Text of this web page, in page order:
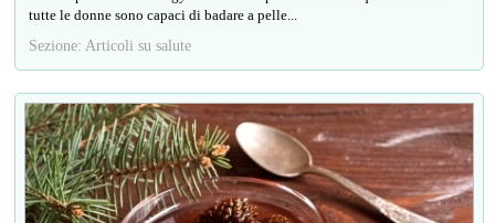
tutte le donne sono capaci di badare a pelle...
Sezione: Articoli su salute